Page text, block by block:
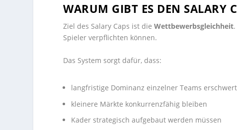
WARUM GIBT ES DEN SALARY
Ziel des Salary Caps ist dieWettbewerbsgleichheit
Spieler verpflichten können.
Das System sorgt dafür, dass:
langfristige Dominanz einzelner Teams
kleinere Märkte konkurrenzfähig bleiben
Kader strategisch aufgebaut werden müssen